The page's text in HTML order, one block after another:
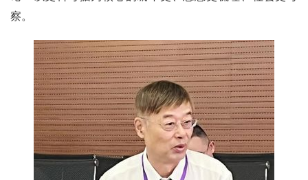
察。